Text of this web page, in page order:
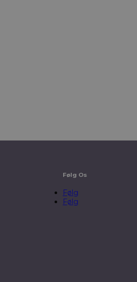
Følg Os
Følg
Følg